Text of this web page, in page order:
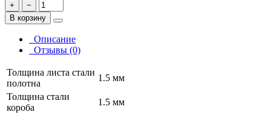
+
−
В корзину
Описание
Отзывы (0)
Толщина листа стали
полотна
1.5 мм
Толщина стали
короба
1.5 мм